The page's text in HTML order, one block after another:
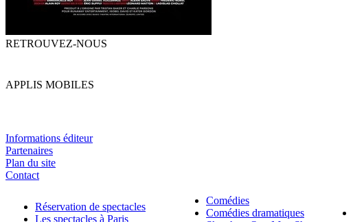
RETROUVEZ-NOUS
APPLIS MOBILES
Informations éditeur
Partenaires
Plan du site
Contact
Réservation de spectacles
Les spectacles à Paris
Comédies
Comédies dramatiques